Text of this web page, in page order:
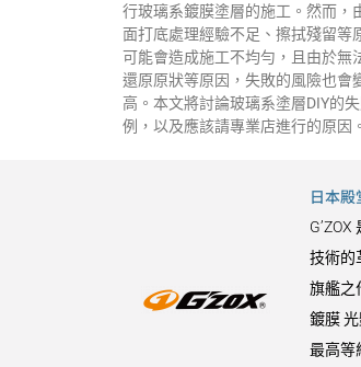
行玻璃系鍍膜塗層的施工。然而，
面打底處理經驗不足、擦拭殘留等
可能會造成施工不均勻，且由於無
還原原狀等原因，失敗的風險也會
高。本文將討論玻璃系塗層DIY的
例，以及應該請專業店進行的原因。
日本
技術的
旗艦之
鍍膜
最高等